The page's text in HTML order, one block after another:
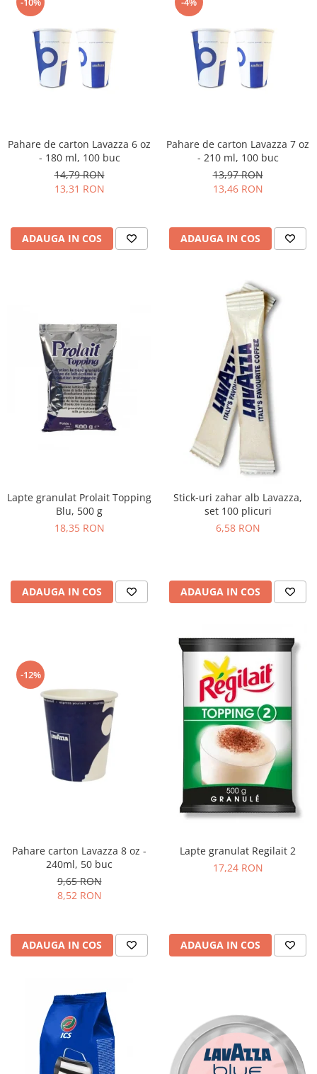
Pahare de carton Lavazza 6 oz
- 180 ml, 100 buc
14,79 RON
13,31 RON
ADAUGA IN COS
Pahare de carton Lavazza 7 oz
- 210 ml, 100 buc
13,97 RON
13,46 RON
ADAUGA IN COS
Lapte granulat Prolait Topping
Blu, 500 g
18,35 RON
ADAUGA IN COS
Stick-uri zahar alb Lavazza,
set 100 plicuri
6,58 RON
ADAUGA IN COS
-12%
Pahare carton Lavazza 8 oz -
240ml, 50 buc
9,65 RON
8,52 RON
ADAUGA IN COS
Lapte granulat Regilait 2
17,24 RON
ADAUGA IN COS